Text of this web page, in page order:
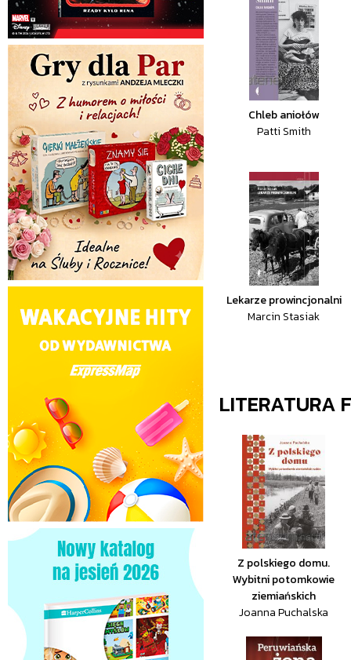
Chleb aniołów
Patti Smith
Lekarze prowincjonalni
Marcin Stasiak
LITERATURA
Z polskiego domu.
Wybitni potomkowie
ziemiańskich
Joanna Puchalska